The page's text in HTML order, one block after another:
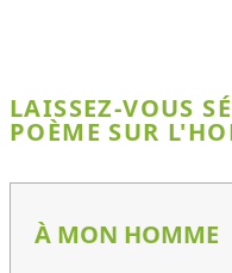
LAISSEZ-VOUS
POÈME SUR
À MON HOMME